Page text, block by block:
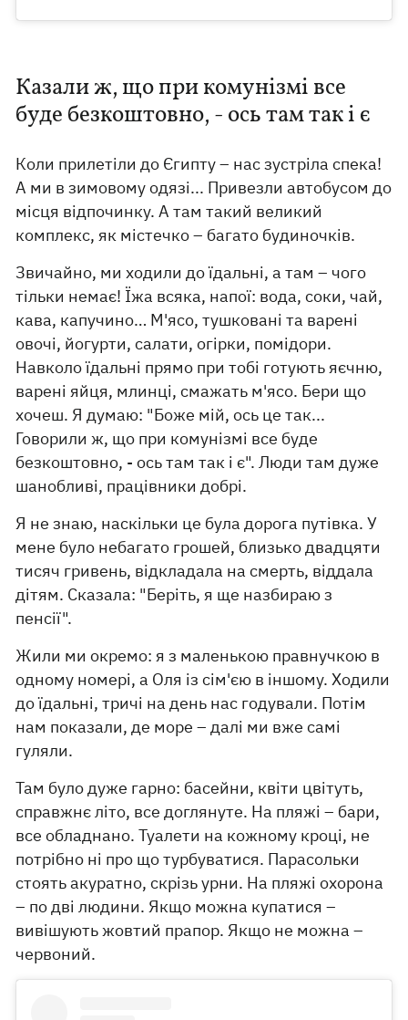
Казали ж, що при комунізмі все
буде безкоштовно, - ось там так і є
Коли прилетіли до Єгипту – нас зустріла спека!
А ми в зимовому одязі... Привезли автобусом до
місця відпочинку. А там такий великий
комплекс, як містечко – багато будиночків.
Звичайно, ми ходили до їдальні, а там – чого
тільки немає! Їжа всяка, напої: вода, соки, чай,
кава, капучино… М'ясо, тушковані та варені
овочі, йогурти, салати, огірки, помідори.
Навколо їдальні прямо при тобі готують яєчню,
варені яйця, млинці, смажать м'ясо. Бери що
хочеш. Я думаю: "Боже мій, ось це так...
Говорили ж, що при комунізмі все буде
безкоштовно, - ось там так і є". Люди там дуже
шанобливі, працівники добрі.
Я не знаю, наскільки це була дорога путівка. У
мене було небагато грошей, близько двадцяти
тисяч гривень, відкладала на смерть, віддала
дітям. Сказала: "Беріть, я ще назбираю з
пенсії".
Жили ми окремо: я з маленькою правнучкою в
одному номері, а Оля із сім'єю в іншому. Ходили
до їдальні, тричі на день нас годували. Потім
нам показали, де море – далі ми вже самі
гуляли.
Там було дуже гарно: басейни, квіти цвітуть,
справжнє літо, все доглянуте. На пляжі – бари,
все обладнано. Туалети на кожному кроці, не
потрібно ні про що турбуватися. Парасольки
стоять акуратно, скрізь урни. На пляжі охорона
– по дві людини. Якщо можна купатися –
вивішують жовтий прапор. Якщо не можна –
червоний.